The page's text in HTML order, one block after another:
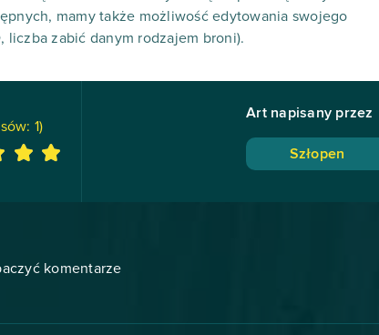
mamy także możliwość edytowania swojego
liczba zabić danym rodzajem broni).
1)
Art napisany przez
Szłopen
komentarze